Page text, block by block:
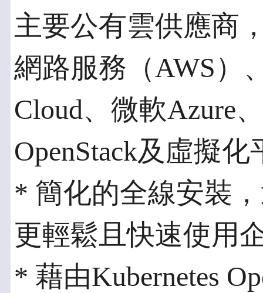
主要公有雲供應商
網路服務（AWS）
Cloud、微軟Azure
OpenStack及虛擬
* 簡化的全線安裝
更輕鬆且快速使用
* 藉由Kubernetes